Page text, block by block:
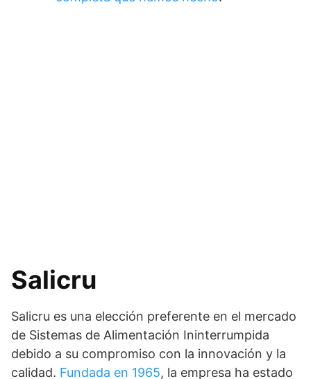
Salicru
Salicru es una elección preferente en el mercado
de Sistemas de Alimentación Ininterrumpida
debido a su compromiso con la innovación y la
calidad. Fundada en 1965, la empresa ha estado